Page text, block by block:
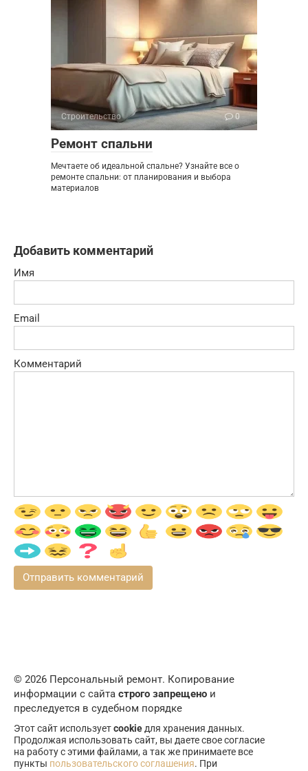
Строительство 0
Ремонт спальни
Мечтаете об идеальной спальне? Узнайте все о
ремонте спальни: от планирования и выбора
материалов
Добавить комментарий
Имя
Email
Комментарий
© 2026 Персональный ремонт. Копирование
информации с сайта строго запрещено и
преследуется в судебном порядке
Этот сайт используетcookie для хранения данных.
Продолжая использовать сайт, вы даете свое согласие
на работу с этими файлами, а так же принимаете все
пункты пользовательского соглашения. При